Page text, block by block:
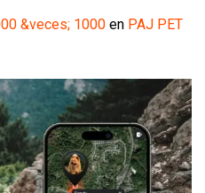
&veces; 1000 en PAJ PET